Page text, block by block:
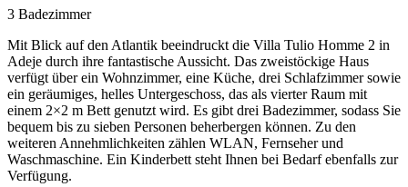
3 Badezimmer
Mit Blick auf den Atlantik beeindruckt die Villa Tulio Homme 2 in
Adeje durch ihre fantastische Aussicht. Das zweistöckige Haus
verfügt über ein Wohnzimmer, eine Küche, drei Schlafzimmer sowie
ein geräumiges, helles Untergeschoss, das als vierter Raum mit
einem 2×2 m Bett genutzt wird. Es gibt drei Badezimmer, sodass Sie
bequem bis zu sieben Personen beherbergen können. Zu den
weiteren Annehmlichkeiten zählen WLAN, Fernseher und
Waschmaschine. Ein Kinderbett steht Ihnen bei Bedarf ebenfalls zur
Verfügung.